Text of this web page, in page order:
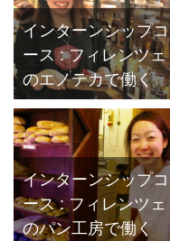
インターンシップコ
ース : フィレンツェ
のエノテカで働く
インターンシップコ
ース : フィレンツェ
のパン工房で働く